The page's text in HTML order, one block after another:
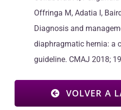
Offringa M, Adatia I,
Diagnosis and
diaphragmatic hernia: a
guideline. CMAJ 2018;
VOLVER A